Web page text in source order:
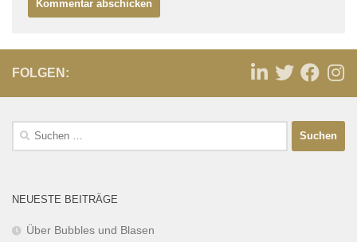
FOLGEN:
NEUESTE BEITRÄGE
Über Bubbles und Blasen